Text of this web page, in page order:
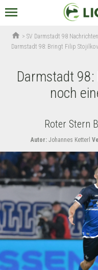
menu
home >SV Darmstadt 98
Darmstadt 98: Bringt Filip
Darmstadt
noch
Roter Stern
Autor:Johannes Ketterl